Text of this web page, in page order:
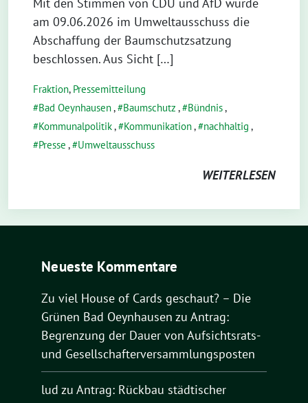
am 09.06.2026 im Umweltausschuss die
Abschaffung der Baumschutzsatzung
beschlossen. Aus Sicht […]
Fraktion, Pressemitteilung
Bad Oeynhausen, Baumschutz , Bündnis,
Kommunalpolitik, Kommunikation, nachhaltig ,
Presse , Umweltausschuss
WEITERLESEN
Neueste Kommentare
Zu viel House of Cards geschaut? – Die
Grünen Bad Oeynhausen zu Antrag:
Begrenzung der Dauer von Aufsichtsrats-
und Gesellschafterversammlungsposten
lud zu Antrag: Rückbau städtischer